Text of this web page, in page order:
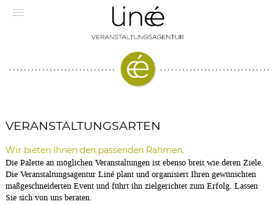
VERANSTALTUNGSARTEN
Wir bieten Ihnen den passenden Rahmen.
Die Palette an möglichen Veranstaltungen ist ebenso breit wie deren Ziele.
Die Veranstaltungsagentur Liné plant und organisiert Ihren gewünschten
maßgeschneiderten Event und führt ihn zielgerichtet zum Erfolg. Lassen
Sie sich von uns beraten.